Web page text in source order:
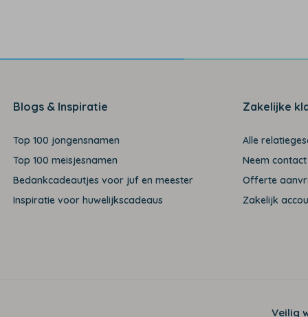
Blogs & Inspiratie
Top 100 jongensnamen
Top 100 meisjesnamen
Bedankcadeautjes voor juf en meester
Inspiratie voor huwelijkscadeaus
Zakelijke
Alle
Neem
Offerte
Zakelijk
Veilig